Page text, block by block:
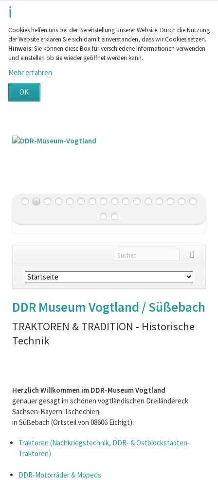
Cookies helfen uns bei der Bereitstellung unserer Website. Durch die Nutzung
der Website erklären Sie sich damit einverstanden, dass wir Cookies setzen.
Hinweis:Sie können diese Box für verschiedene Informationen verwenden
und einstellen ob sie wieder geöffnet werden kann.
Mehr erfahren
OK
NAVIGATION
SUCHE SITEMAP IMPRESSUM
Navigation
überspringen
DDR Museum Vogtland / Süßebach
TRAKTOREN & TRADITION - Historische
Technik
Herzlich Willkommen im DDR-Museum Vogtland
genauer gesagt im schönen vogtländischen Dreiländereck
Sachsen-Bayern-Tschechien
in Süßebach (Ortsteil von 08606 Eichigt).
Traktoren (Nachkriegstechnik, DDR- & Ostblockstaaten-
Traktoren)
DDR-Motorräder & Mopeds